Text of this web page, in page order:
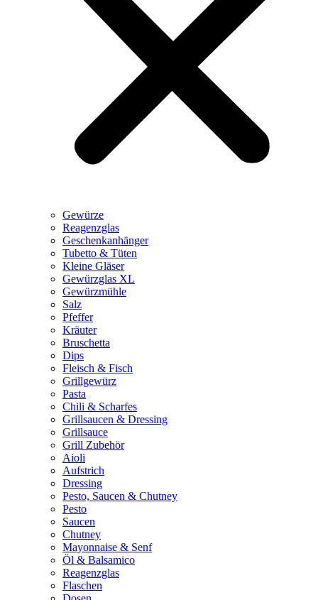
Gewürze
Reagenzglas
Geschenkanhänger
Tubetto & Tüten
Kleine Gläser
Gewürzglas XL
Gewürzmühle
Salz
Pfeffer
Kräuter
Bruschetta
Dips
Fleisch & Fisch
Grillgewürz
Pasta
Chili & Scharfes
Grillsaucen & Dressing
Grillsauce
Grill Zubehör
Aioli
Aufstrich
Dressing
Pesto, Saucen & Chutney
Pesto
Saucen
Chutney
Mayonnaise & Senf
Öl & Balsamico
Reagenzglas
Flaschen